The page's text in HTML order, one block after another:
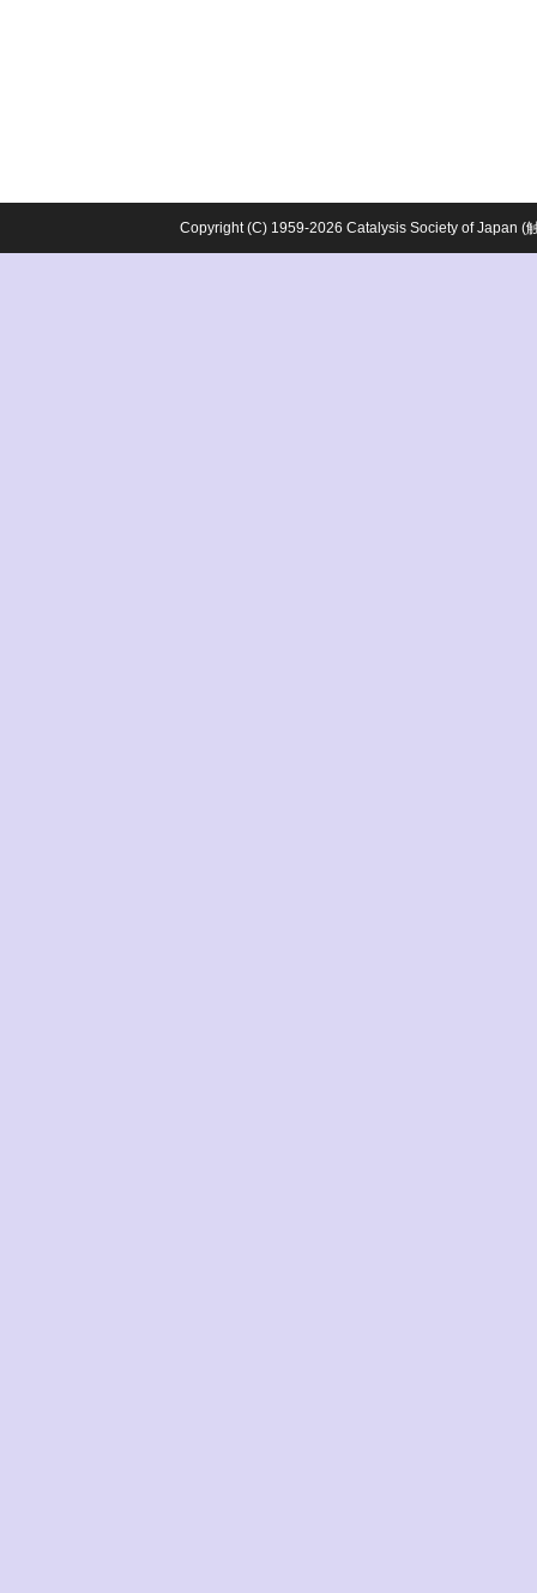
Copyright (C) 1959-2026 Catalysis Society of Japan (